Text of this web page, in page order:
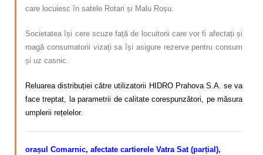
care locuiesc în satele Rotari și Malu Roșu.
Societatea își cere scuze față de locuitorii care vor fi afectați și
roagă consumatorii vizați sa își asigure rezerve pentru consum
și uz casnic.
Reluarea distribuției către utilizatorii HIDRO Prahova S.A. se va
face treptat, la parametrii de calitate corespunzători, pe măsura
umplerii rețelelor.
orașul Comarnic, afectate cartierele Vatra Sat (parțial),